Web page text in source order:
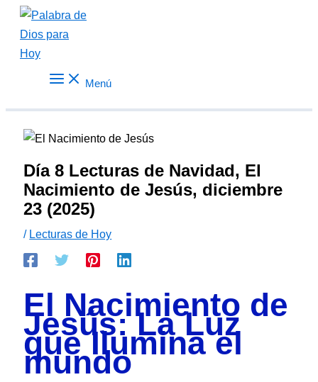
contenido
Menú
Día 8 Lecturas de Navidad, El
Nacimiento de Jesús, diciembre
23 (2025)
/ Lecturas de Hoy
El Nacimiento de
Jesús: La Luz
que Ilumina el
mundo